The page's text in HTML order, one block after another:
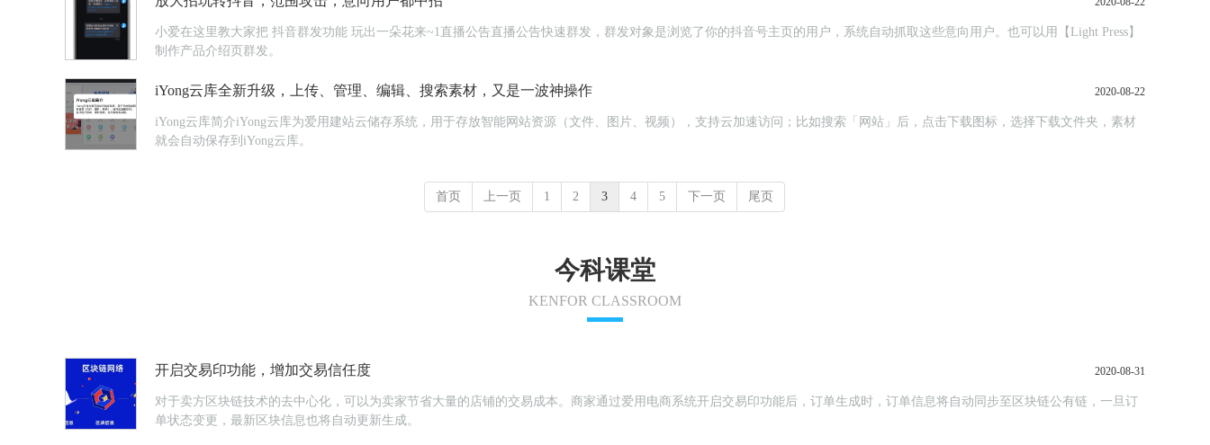
小爱在这里教大家把 抖音群发功能 玩出一朵花来~1直播公告直播公告快速群发，群发对象是浏览了你的抖音号主页的用户，系统自动抓取这些意向用户。也可以用【Light Press】
制作产品介绍页群发。
iYong云库全新升级，上传、管理、编辑、搜索素材，又是一波神操作 2020-08-22
iYong云库简介iYong云库为爱用建站云储存系统，用于存放智能网站资源（文件、图片、视频），支持云加速访问；比如搜索「网站」后，点击下载图标，选择下载文件夹，素材
就会自动保存到iYong云库。
首页 上一页 1 2 3 4 5 下一页 尾页
今科课堂
KENFOR CLASSROOM
开启交易印功能，增加交易信任度 2020-08-31
对于卖方区块链技术的去中心化，可以为卖家节省大量的店铺的交易成本。商家通过爱用电商系统开启交易印功能后，订单生成时，订单信息将自动同步至区块链公有链，一旦订
单状态变更，最新区块信息也将自动更新生成。